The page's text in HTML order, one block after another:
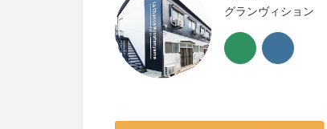
グランヴィション